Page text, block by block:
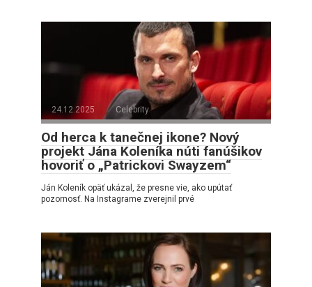
24.12.2025 Celebrity
Od herca k tanečnej ikone? Nový
projekt Jána Koleníka núti fanúšikov
hovoriť o „Patrickovi Swayzem“
Ján Koleník opäť ukázal, že presne vie, ako upútať
pozornosť. Na Instagrame zverejnil prvé